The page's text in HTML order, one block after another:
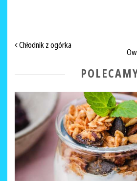
NAWIGACJA PO
Chłodnik z ogórka